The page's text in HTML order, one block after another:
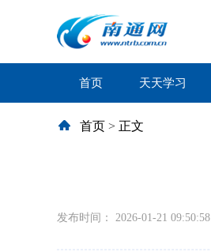
首页 天天学习
首页 > 正文
发布时间： 2026-01-21 09:50:58